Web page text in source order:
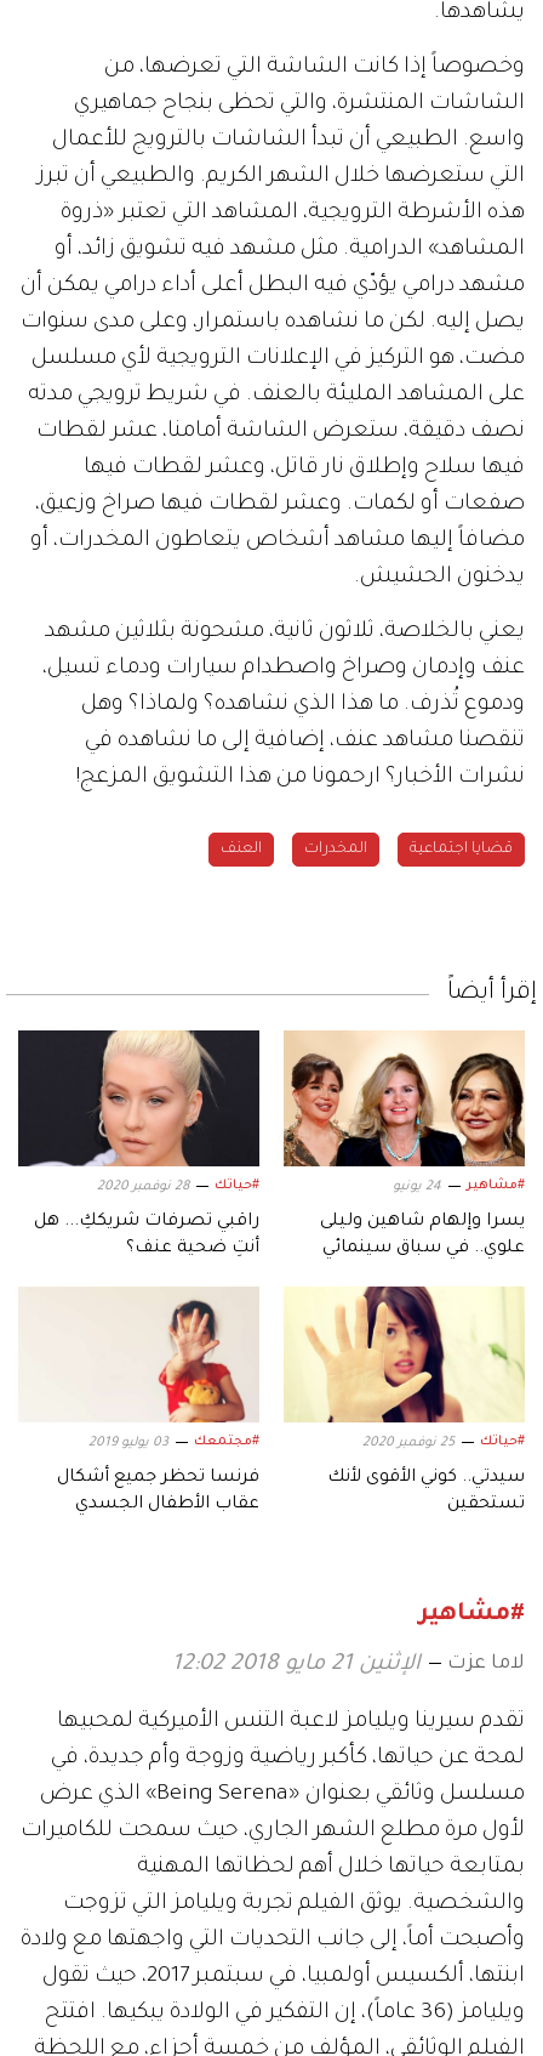
يشاهدها.
وخصوصاً إذا كانت الشاشة التي تعرضها، من
الشاشات المنتشرة، والتي تحظى بنجاح جماهيري
واسع. الطبيعي أن تبدأ الشاشات بالترويج للأعمال
التي ستعرضها خلال الشهر الكريم. والطبيعي أن تبرز
هذه الأشرطة الترويجية، المشاهد التي تعتبر «ذروة
المشاهد» الدرامية. مثل مشهد فيه تشويق زائد، أو
مشهد درامي يؤدّي فيه البطل أعلى أداء درامي يمكن أن
يصل إليه. لكن ما نشاهده باستمرار، وعلى مدى سنوات
مضت، هو التركيز في الإعلانات الترويجية لأي مسلسل
على المشاهد المليئة بالعنف. في شريط ترويجي مدته
نصف دقيقة، ستعرض الشاشة أمامنا، عشر لقطات
فيها سلاح وإطلاق نار قاتل، وعشر لقطات فيها
صفعات أو لكمات. وعشر لقطات فيها صراخ وزعيق،
مضافاً إليها مشاهد أشخاص يتعاطون المخدرات، أو
يدخنون الحشيش.
يعني بالخلاصة، ثلاثون ثانية، مشحونة بثلاثين مشهد
عنف وإدمان وصراخ واصطدام سيارات ودماء تسيل،
ودموع تُذرف. ما هذا الذي نشاهده؟ ولماذا؟ وهل
تنقصنا مشاهد عنف، إضافية إلى ما نشاهده في
نشرات الأخبار؟ ارحمونا من هذا التشويق المزعج!
قضايا اجتماعية المخدرات العنف
إقرأ أيضاً
#مشاهير 24 يونيو
يسرا وإلهام شاهين وليلى
علوي.. في سباق سينمائي
#حياتك 28 نوفمبر 2020
راقبي تصرفات شريككِ... هل
أنتِ ضحية عنف؟
#حياتك 25 نوفمبر 2020
سيدتي.. كوني الأقوى لأنك
تستحقين
#مجتمعك 03 يوليو 2019
فرنسا تحظر جميع أشكال
عقاب الأطفال الجسدي
#مشاهير
لاما عزت الإثنين 21 مايو 2018 12:02
تقدم سيرينا ويليامز لاعبة التنس الأميركية لمحبيها
لمحة عن حياتها، كأكبر رياضية وزوجة وأم جديدة، في
مسلسل وثائقي بعنوان «Being Serena» الذي عرض
لأول مرة مطلع الشهر الجاري، حيث سمحت للكاميرات
بمتابعة حياتها خلال أهم لحظاتها المهنية
والشخصية. يوثق الفيلم تجربة ويليامز التي تزوجت
وأصبحت أماً، إلى جانب التحديات التي واجهتها مع ولادة
ابنتها، ألكسيس أولمبيا، في سبتمبر 2017، حيث تقول
ويليامز (36 عاماً)، إن التفكير في الولادة يبكيها. افتتح
الفيلم الوثائقي، المؤلف من خمسة أجزاء، مع اللحظة